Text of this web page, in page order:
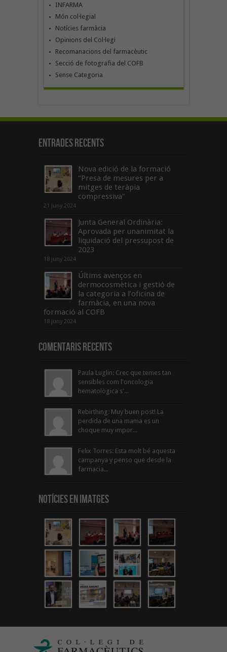
INFARMA
Món col·legial
Notícies farmàcia
Opinions del Col·legi
Recomanacions del farmacèutic
Secció de fotografia del COFB
Sense Categoria
Entrades recents
Nova edició de la formació
“Presa de mesures per a
mitges de teràpia
compressiva”
21 juny 2024
Junta General Ordinària:
Aprovada per unanimitat la
liquidació del pressupost de
2023
18 juny 2024
Últims avenços en
dermocosmètica i gestió de
la categoria a l’oficina de
farmàcia, en una nova
formació al COFB
18 juny 2024
Comentaris Recents
Paula Luglin: Crec que temes tan
sensibles com l'oncologia
hematològica s'...
Rebirthing: Muy buen post! La
perdida de una mama es un
choque muy impor...
Felix Torres: Esta molt bé aquesta
campanya y penso que desde la
farmacia...
Notícies en Imatges